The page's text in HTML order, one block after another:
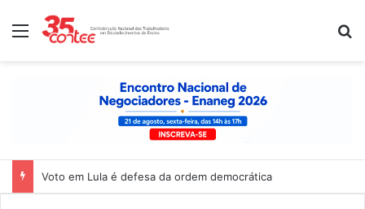
Menu
Voto em Lula é defesa da ordem democrática